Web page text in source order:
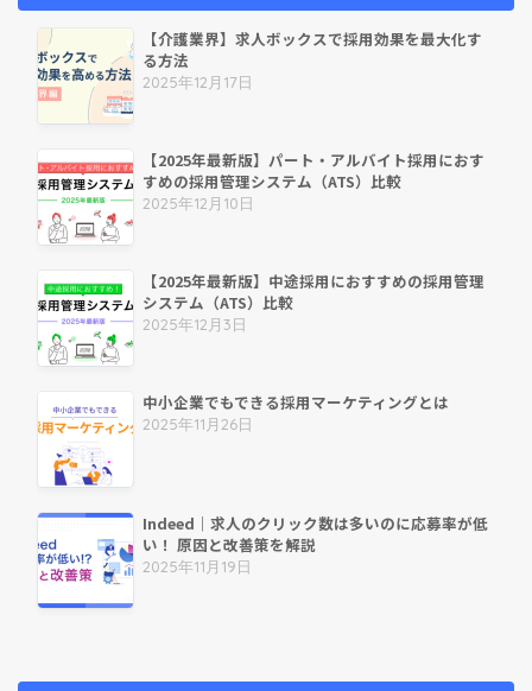
【介護業界】求人ボックスで採用効果を最大化す
る方法
2025年12月17日
【2025年最新版】パート・アルバイト採用におす
すめの採用管理システム（ATS）比較
2025年12月10日
【2025年最新版】中途採用におすすめの採用管理
システム（ATS）比較
2025年12月3日
中小企業でもできる採用マーケティングとは
2025年11月26日
Indeed｜求人のクリック数は多いのに応募率が低
い！ 原因と改善策を解説
2025年11月19日